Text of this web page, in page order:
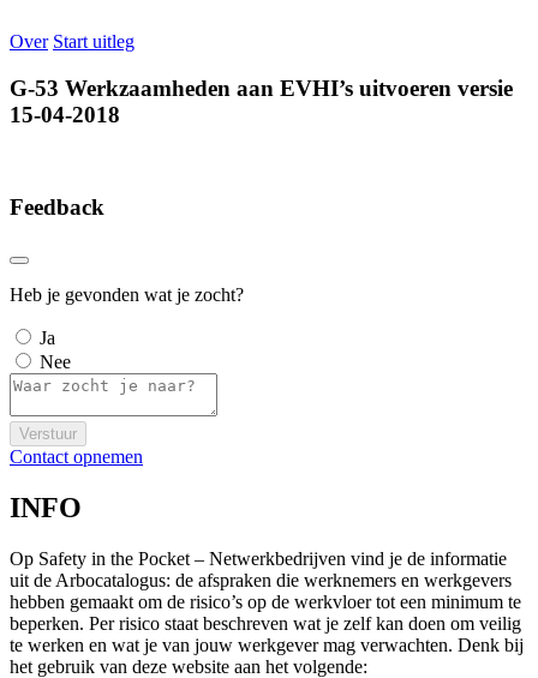
Over Start uitleg
G-53 Werkzaamheden aan EVHI’s uitvoeren versie
15-04-2018
Feedback
Heb je gevonden wat je zocht?
Ja
Nee
Verstuur
Contact opnemen
INFO
Op Safety in the Pocket – Netwerkbedrijven vind je de informatie
uit de Arbocatalogus: de afspraken die werknemers en werkgevers
hebben gemaakt om de risico’s op de werkvloer tot een minimum te
beperken. Per risico staat beschreven wat je zelf kan doen om veilig
te werken en wat je van jouw werkgever mag verwachten. Denk bij
het gebruik van deze website aan het volgende: